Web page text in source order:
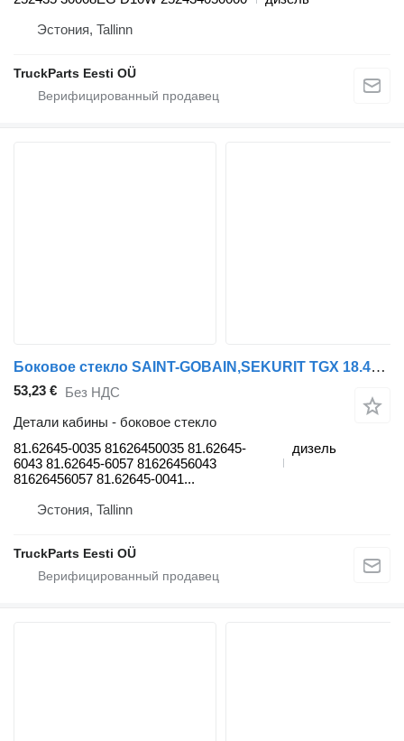
Эстония, Tallinn
TruckParts Eesti OÜ
Боковое стекло SAINT-GOBAIN,SEKURIT TGX 18.460 (01.07-) 81.62645-0035 для тягача MAN TGL, TGM, TGS, TGX (2005-2021)
53,23 € Без НДС
Детали кабины - боковое стекло
81.62645-0035 81626450035 81.62645-
6043 81.62645-6057 81626456043
81626456057 81.62645-0041...
дизель
Эстония, Tallinn
TruckParts Eesti OÜ